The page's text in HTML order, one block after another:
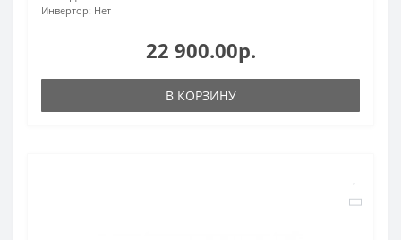
Инвертор: Нет
22 900.00р.
В КОРЗИНУ